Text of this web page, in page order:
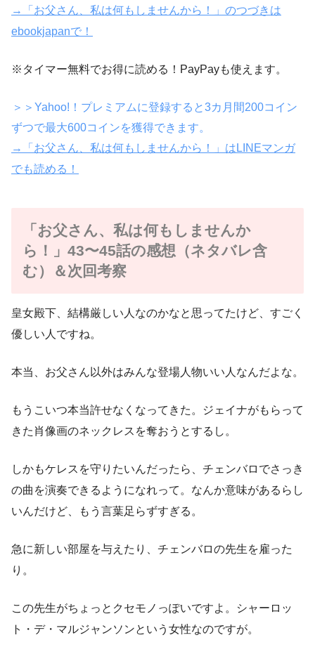
→「お父さん、私は何もしませんから！」のつづきは
ebookjapanで！
※タイマー無料でお得に読める！PayPayも使えます。
＞＞Yahoo!！プレミアムに登録すると3カ月間200コイン
ずつで最大600コインを獲得できます。
→「お父さん、私は何もしませんから！」はLINEマンガ
でも読める！
「お父さん、私は何もしませんか
ら！」43〜45話の感想（ネタバレ含
む）＆次回考察
皇女殿下、結構厳しい人なのかなと思ってたけど、すごく
優しい人ですね。
本当、お父さん以外はみんな登場人物いい人なんだよな。
もうこいつ本当許せなくなってきた。ジェイナがもらって
きた肖像画のネックレスを奪おうとするし。
しかもケレスを守りたいんだったら、チェンバロでさっき
の曲を演奏できるようになれって。なんか意味があるらし
いんだけど、もう言葉足らずすぎる。
急に新しい部屋を与えたり、チェンバロの先生を雇った
り。
この先生がちょっとクセモノっぽいですよ。シャーロッ
ト・デ・マルジャンソンという女性なのですが。